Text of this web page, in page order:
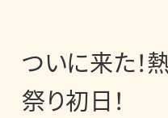
ついに来た！
祭り初日！